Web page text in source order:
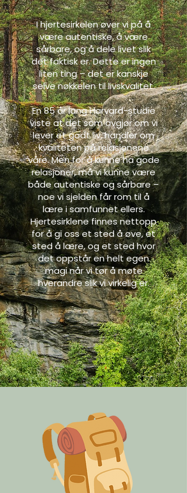
I hjertesirkelen øver vi på å
være autentiske, å være
sårbare, og å dele livet slik
det faktisk er. Dette er ingen
liten ting – det er kanskje
selve nøkkelen til livskvalitet.
En 85 år lang Harvard-studie
viste at det som avgjør om vi
lever et godt liv, handler om
kvaliteten på relasjonene
våre. Men for å kunne ha gode
relasjoner, må vi kunne være
både autentiske og sårbare –
noe vi sjelden får rom til å
lære i samfunnet ellers.
Hjertesirklene finnes nettopp
for å gi oss et sted å øve, et
sted å lære, og et sted hvor
det oppstår en helt egen
magi når vi tør å møte
hverandre slik vi virkelig er.